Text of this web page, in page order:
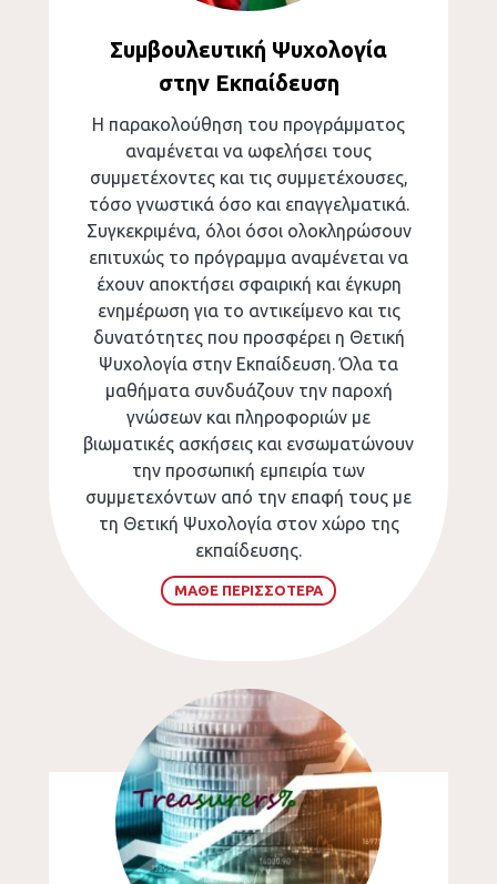
Συμβουλευτική Ψυχολογία
στην Εκπαίδευση
Η παρακολούθηση του προγράμματος
αναμένεται να ωφελήσει τους
συμμετέχοντες και τις συμμετέχουσες,
τόσο γνωστικά όσο και επαγγελματικά.
Συγκεκριμένα, όλοι όσοι ολοκληρώσουν
επιτυχώς το πρόγραμμα αναμένεται να
έχουν αποκτήσει σφαιρική και έγκυρη
ενημέρωση για το αντικείμενο και τις
δυνατότητες που προσφέρει η Θετική
Ψυχολογία στην Εκπαίδευση. Όλα τα
μαθήματα συνδυάζουν την παροχή
γνώσεων και πληροφοριών με
βιωματικές ασκήσεις και ενσωματώνουν
την προσωπική εμπειρία των
συμμετεχόντων από την επαφή τους με
τη Θετική Ψυχολογία στον χώρο της
εκπαίδευσης.
ΜΑΘΕ ΠΕΡΙΣΣΟΤΕΡΑ